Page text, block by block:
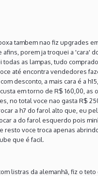
tambem nao fiz upgrades
porem ja troquei a 'cara'
todas as lampas, tudo
até encontra vendedores
desconto, a mais cara é a
em torno de R$ 160,00, as
no total voce nao gasta R$
a h7 do farol alto que, eu
a do farol esquerdo pois
resto voce troca apenas
que é facil.
listras da alemanhã, fiz o teto